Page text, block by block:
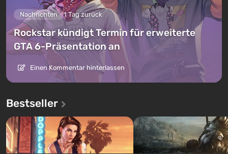
Nachrichten 1 Tag zurück
Rockstar kündigt Termin für erweiterte
GTA 6-Präsentation an
Einen Kommentar hinterlassen
Bestseller